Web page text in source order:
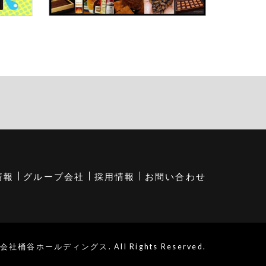
報 グループ会社 採用情報 お問い合わせ
社桶谷ホールディングス. All Rights Reserved.